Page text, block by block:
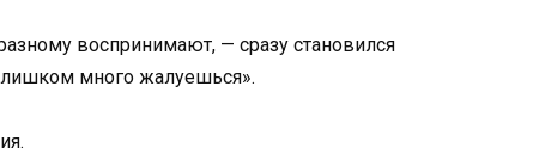
воспринимают, — сразу становился
много жалуешься».